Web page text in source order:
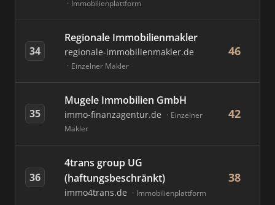
Immobilienplattform
34
Regionale Immobilienmakler
regionale-immobilienmakler.de
Einzelner Makler
46
35
Mugele Immobilien GmbH
immo-finanzagentur.de
Einzelner
Makler
42
36
4trans group UG
(haftungsbeschränkt)
immo4trans.de Immobilienplattform
38